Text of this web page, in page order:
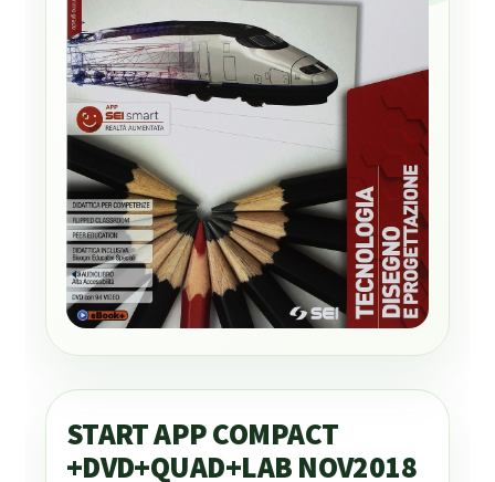
START APP COMPACT
+DVD+QUAD+LAB NOV2018